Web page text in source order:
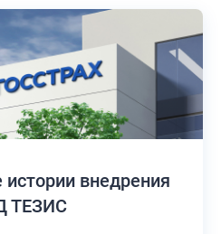
историивнедрения
ТЕЗИС